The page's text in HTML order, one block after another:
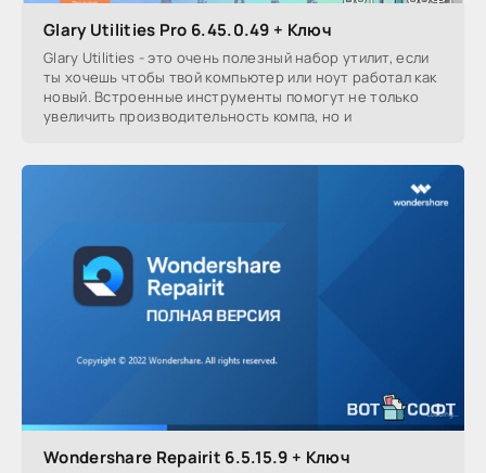
Glary Utilities Pro 6.45.0.49 + Ключ
Glary Utilities - это очень полезный набор утилит, если
ты хочешь чтобы твой компьютер или ноут работал как
новый. Встроенные инструменты помогут не только
увеличить производительность компа, но и
Wondershare Repairit 6.5.15.9 + Ключ